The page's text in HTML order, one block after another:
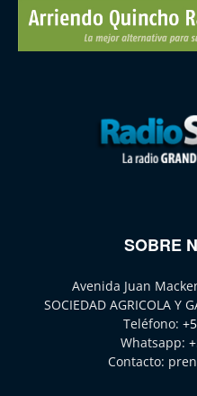
SOBRE
Avenida Juan
SOCIEDAD AGRICOLA Y
Teléfono:
Whatsapp:
Contacto: